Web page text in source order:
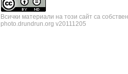
Всички материали на този сайт са
photo.drundrun.org v20111205